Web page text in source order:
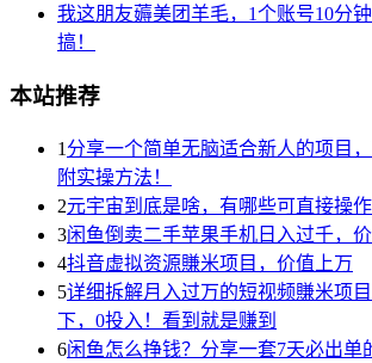
我这朋友薅美团羊毛，1个账号10分
搞！
本站推荐
1 分享一个简单无脑适合新人的项目
附实操方法！
2元宇宙到底是啥，有哪些可直接操
3闲鱼倒卖二手苹果手机日入过千，
4抖音虚拟资源賺米项目，价值上万
5详细拆解月入过万的短视频賺米项
下，0投入！看到就是赚到
6闲鱼怎么挣钱？分享一套7天必出单